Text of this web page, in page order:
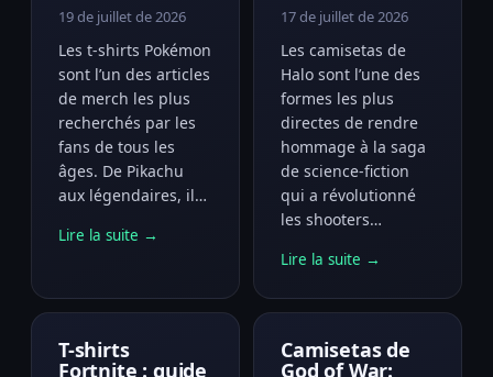
19 de juillet de 2026
Les t-shirts Pokémon
sont l’un des articles
de merch les plus
recherchés par les
fans de tous les
âges. De Pikachu
aux légendaires, il…
Lire la suite →
17 de juillet de 2026
Les camisetas de
Halo sont l’une des
formes les plus
directes de rendre
hommage à la saga
de science-fiction
qui a révolutionné
les shooters…
Lire la suite →
T-shirts
Fortnite : guide
Camisetas de
God of War: